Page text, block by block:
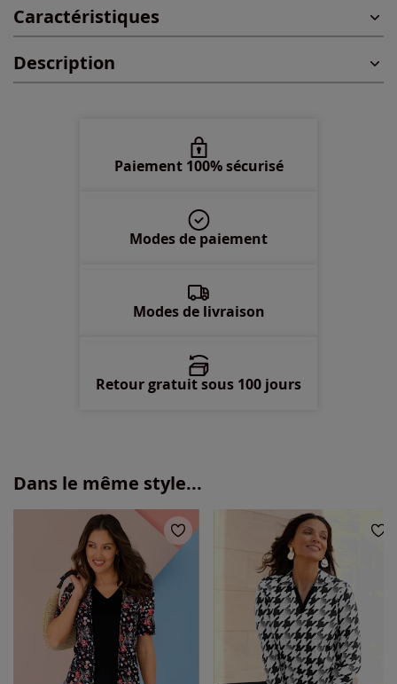
46 -En stock
48 -Disponible dans 2 semaines
Disponible dans 2 semaines
Disponible dans 2 semaines
Disponible dans 2 semaines
Caractéristiques
Description
Paiement 100% sécurisé
Modes de paiement
Modes de livraison
Retour gratuit sous 100 jours
Dans le même style...